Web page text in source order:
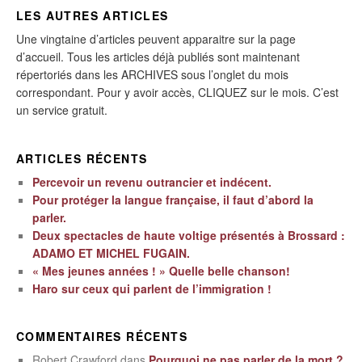
LES AUTRES ARTICLES
Une vingtaine d’articles peuvent apparaitre sur la page
d’accueil. Tous les articles déjà publiés sont maintenant
répertoriés dans les ARCHIVES sous l’onglet du mois
correspondant. Pour y avoir accès, CLIQUEZ sur le mois. C’est
un service gratuit.
ARTICLES RÉCENTS
Percevoir un revenu outrancier et indécent.
Pour protéger la langue française, il faut d’abord la
parler.
Deux spectacles de haute voltige présentés à Brossard :
ADAMO ET MICHEL FUGAIN.
« Mes jeunes années ! » Quelle belle chanson!
Haro sur ceux qui parlent de l’immigration !
COMMENTAIRES RÉCENTS